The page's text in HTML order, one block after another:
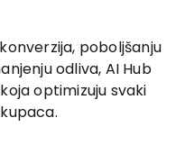
poboljšanju
odliva, AI Hub
optimizuju svaki